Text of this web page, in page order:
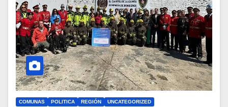
COMUNAS POLITICA REGIÓN UNCATEGORIZED